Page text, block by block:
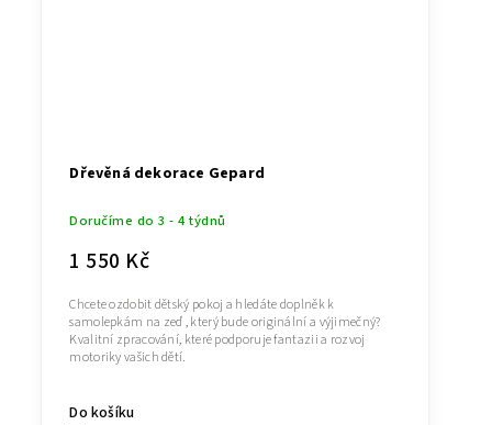
Dřevěná dekorace Gepard
Doručíme do 3 - 4 týdnů
1 550 Kč
Do košíku
Chcete ozdobit dětský pokoj a hledáte doplněk k
samolepkám na zeď , který bude originální a výjimečný?
Kvalitní zpracování, které podporuje fantazii a rozvoj
motoriky vašich dětí.